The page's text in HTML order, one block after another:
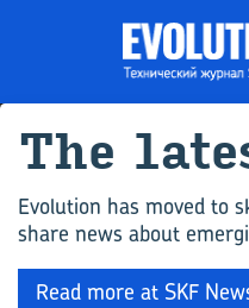
The
Evolution has moved to
share news about
Read more at SKF